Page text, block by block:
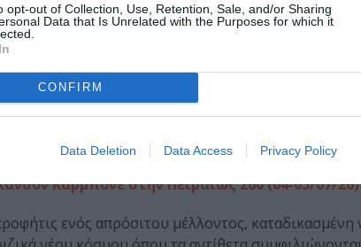
opt-out of Collection, Use, Retention, Sale, and/or Sharing
Data that Is Unrelated with the Purposes for which it
CONFIRM
Data Deletion Data Access Privacy Policy
Κωνσταντίνου στο Ωδείο Αθηνών
το κοινό, η εναλλαγή του λόγου και της
δημιουργού. Κουστούμια και έπιπλα εποχής
την Βαρσοβία την Βιέννη την Μαγιόρκα,
Καρμπόνε στην Πειραιώς 260 (04-05/07/26)
ενός απρόσιτου μέλλοντος, καταδικασμένη